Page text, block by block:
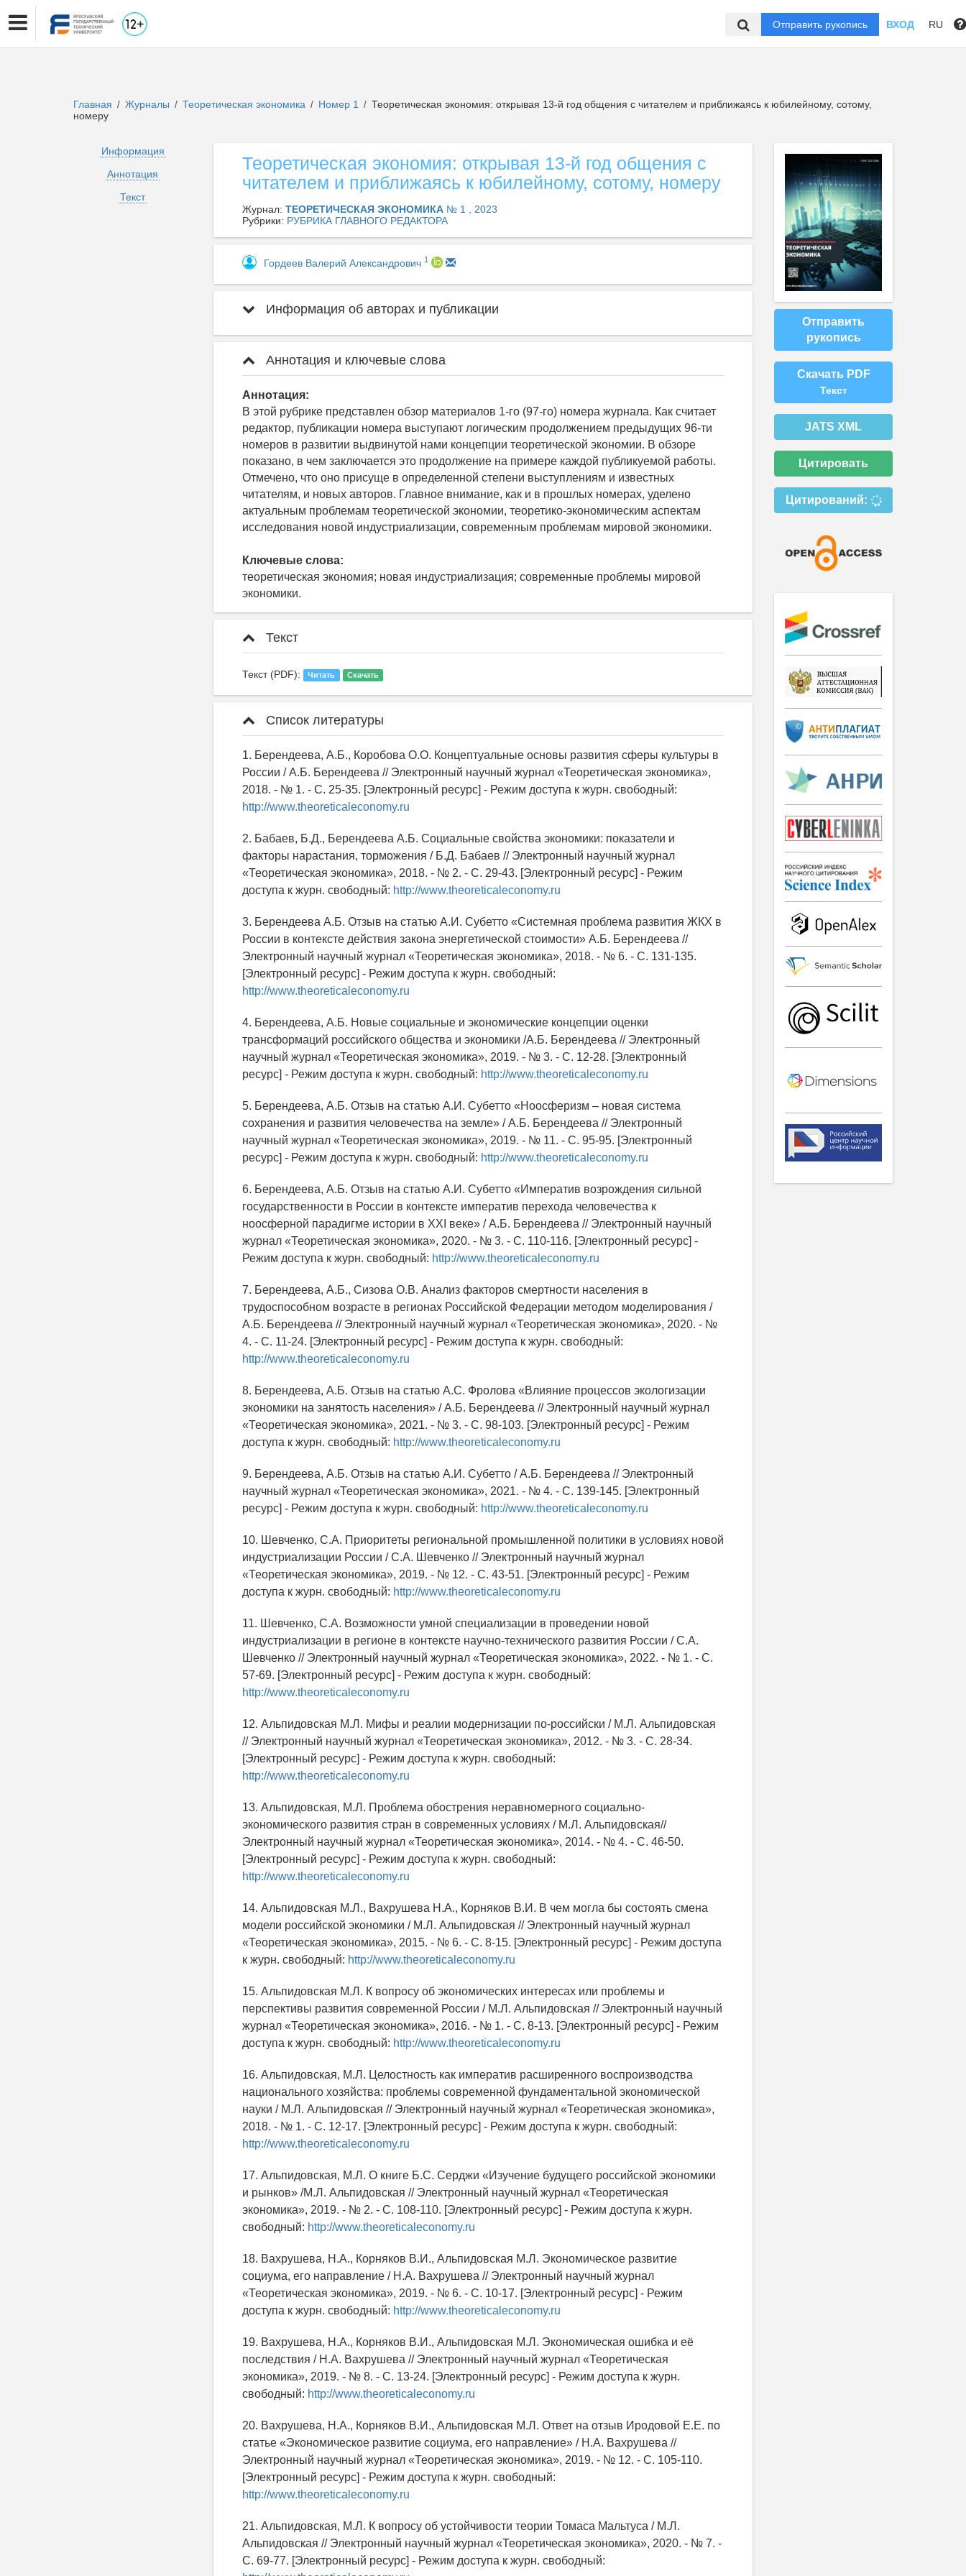
Отправить рукопись ВХОД RU
Главная / Журналы / Теоретическая экономика / Номер 1 / Теоретическая экономия: открывая 13-й год общения с читателем и приближаясь к юбилейному, сотому,
номеру
Информация
Аннотация
Текст
Теоретическая экономия: открывая 13-й год общения с
читателем и приближаясь к юбилейному, сотому, номеру
Журнал: ТЕОРЕТИЧЕСКАЯ ЭКОНОМИКА № 1 , 2023
Рубрики: РУБРИКА ГЛАВНОГО РЕДАКТОРА
Гордеев Валерий Александрович 1
Информация об авторах и публикации
Аннотация и ключевые слова
Аннотация:
В этой рубрике представлен обзор материалов 1-го (97-го) номера журнала. Как считает
редактор, публикации номера выступают логическим продолжением предыдущих 96-ти
номеров в развитии выдвинутой нами концепции теоретической экономии. В обзоре
показано, в чем заключается это продолжение на примере каждой публикуемой работы.
Отмечено, что оно присуще в определенной степени выступлениям и известных
читателям, и новых авторов. Главное внимание, как и в прошлых номерах, уделено
актуальным проблемам теоретической экономии, теоретико-экономическим аспектам
исследования новой индустриализации, современным проблемам мировой экономики.
Ключевые слова:
теоретическая экономия; новая индустриализация; современные проблемы мировой
экономики.
Текст
Текст (PDF): Читать Скачать
Список литературы
1. Берендеева, А.Б., Коробова О.О. Концептуальные основы развития сферы культуры в
России / А.Б. Берендеева // Электронный научный журнал «Теоретическая экономика»,
2018. - № 1. - С. 25-35. [Электронный ресурс] - Режим доступа к журн. свободный:
http://www.theoreticaleconomy.ru
2. Бабаев, Б.Д., Берендеева А.Б. Социальные свойства экономики: показатели и
факторы нарастания, торможения / Б.Д. Бабаев // Электронный научный журнал
«Теоретическая экономика», 2018. - № 2. - С. 29-43. [Электронный ресурс] - Режим
доступа к журн. свободный: http://www.theoreticaleconomy.ru
3. Берендеева А.Б. Отзыв на статью А.И. Субетто «Системная проблема развития ЖКХ в
России в контексте действия закона энергетической стоимости» А.Б. Берендеева //
Электронный научный журнал «Теоретическая экономика», 2018. - № 6. - С. 131-135.
[Электронный ресурс] - Режим доступа к журн. свободный:
http://www.theoreticaleconomy.ru
4. Берендеева, А.Б. Новые социальные и экономические концепции оценки
трансформаций российского общества и экономики /А.Б. Берендеева // Электронный
научный журнал «Теоретическая экономика», 2019. - № 3. - С. 12-28. [Электронный
ресурс] - Режим доступа к журн. свободный: http://www.theoreticaleconomy.ru
5. Берендеева, А.Б. Отзыв на статью А.И. Субетто «Ноосферизм – новая система
сохранения и развития человечества на земле» / А.Б. Берендеева // Электронный
научный журнал «Теоретическая экономика», 2019. - № 11. - С. 95-95. [Электронный
ресурс] - Режим доступа к журн. свободный: http://www.theoreticaleconomy.ru
6. Берендеева, А.Б. Отзыв на статью А.И. Субетто «Императив возрождения сильной
государственности в России в контексте императив перехода человечества к
ноосферной парадигме истории в ХХI веке» / А.Б. Берендеева // Электронный научный
журнал «Теоретическая экономика», 2020. - № 3. - С. 110-116. [Электронный ресурс] -
Режим доступа к журн. свободный: http://www.theoreticaleconomy.ru
7. Берендеева, А.Б., Сизова О.В. Анализ факторов смертности населения в
трудоспособном возрасте в регионах Российской Федерации методом моделирования /
А.Б. Берендеева // Электронный научный журнал «Теоретическая экономика», 2020. - №
4. - С. 11-24. [Электронный ресурс] - Режим доступа к журн. свободный:
http://www.theoreticaleconomy.ru
8. Берендеева, А.Б. Отзыв на статью А.С. Фролова «Влияние процессов экологизации
экономики на занятость населения» / А.Б. Берендеева // Электронный научный журнал
«Теоретическая экономика», 2021. - № 3. - С. 98-103. [Электронный ресурс] - Режим
доступа к журн. свободный: http://www.theoreticaleconomy.ru
9. Берендеева, А.Б. Отзыв на статью А.И. Субетто / А.Б. Берендеева // Электронный
научный журнал «Теоретическая экономика», 2021. - № 4. - С. 139-145. [Электронный
ресурс] - Режим доступа к журн. свободный: http://www.theoreticaleconomy.ru
10. Шевченко, С.А. Приоритеты региональной промышленной политики в условиях новой
индустриализации России / С.А. Шевченко // Электронный научный журнал
«Теоретическая экономика», 2019. - № 12. - С. 43-51. [Электронный ресурс] - Режим
доступа к журн. свободный: http://www.theoreticaleconomy.ru
11. Шевченко, С.А. Возможности умной специализации в проведении новой
индустриализации в регионе в контексте научно-технического развития России / С.А.
Шевченко // Электронный научный журнал «Теоретическая экономика», 2022. - № 1. - С.
57-69. [Электронный ресурс] - Режим доступа к журн. свободный:
http://www.theoreticaleconomy.ru
12. Альпидовская М.Л. Мифы и реалии модернизации по-российски / М.Л. Альпидовская
// Электронный научный журнал «Теоретическая экономика», 2012. - № 3. - С. 28-34.
[Электронный ресурс] - Режим доступа к журн. свободный:
http://www.theoreticaleconomy.ru
13. Альпидовская, М.Л. Проблема обострения неравномерного социально-
экономического развития стран в современных условиях / М.Л. Альпидовская//
Электронный научный журнал «Теоретическая экономика», 2014. - № 4. - С. 46-50.
[Электронный ресурс] - Режим доступа к журн. свободный:
http://www.theoreticaleconomy.ru
14. Альпидовская М.Л., Вахрушева Н.А., Корняков В.И. В чем могла бы состоять смена
модели российской экономики / М.Л. Альпидовская // Электронный научный журнал
«Теоретическая экономика», 2015. - № 6. - С. 8-15. [Электронный ресурс] - Режим доступа
к журн. свободный: http://www.theoreticaleconomy.ru
15. Альпидовская М.Л. К вопросу об экономических интересах или проблемы и
перспективы развития современной России / М.Л. Альпидовская // Электронный научный
журнал «Теоретическая экономика», 2016. - № 1. - С. 8-13. [Электронный ресурс] - Режим
доступа к журн. свободный: http://www.theoreticaleconomy.ru
16. Альпидовская, М.Л. Целостность как императив расширенного воспроизводства
национального хозяйства: проблемы современной фундаментальной экономической
науки / М.Л. Альпидовская // Электронный научный журнал «Теоретическая экономика»,
2018. - № 1. - С. 12-17. [Электронный ресурс] - Режим доступа к журн. свободный:
http://www.theoreticaleconomy.ru
17. Альпидовская, М.Л. О книге Б.С. Серджи «Изучение будущего российской экономики
и рынков» /М.Л. Альпидовская // Электронный научный журнал «Теоретическая
экономика», 2019. - № 2. - С. 108-110. [Электронный ресурс] - Режим доступа к журн.
свободный: http://www.theoreticaleconomy.ru
18. Вахрушева, Н.А., Корняков В.И., Альпидовская М.Л. Экономическое развитие
социума, его направление / Н.А. Вахрушева // Электронный научный журнал
«Теоретическая экономика», 2019. - № 6. - С. 10-17. [Электронный ресурс] - Режим
доступа к журн. свободный: http://www.theoreticaleconomy.ru
19. Вахрушева, Н.А., Корняков В.И., Альпидовская М.Л. Экономическая ошибка и её
последствия / Н.А. Вахрушева // Электронный научный журнал «Теоретическая
экономика», 2019. - № 8. - С. 13-24. [Электронный ресурс] - Режим доступа к журн.
свободный: http://www.theoreticaleconomy.ru
20. Вахрушева, Н.А., Корняков В.И., Альпидовская М.Л. Ответ на отзыв Иродовой Е.Е. по
статье «Экономическое развитие социума, его направление» / Н.А. Вахрушева //
Электронный научный журнал «Теоретическая экономика», 2019. - № 12. - С. 105-110.
[Электронный ресурс] - Режим доступа к журн. свободный:
http://www.theoreticaleconomy.ru
21. Альпидовская, М.Л. К вопросу об устойчивости теории Томаса Мальтуса / М.Л.
Альпидовская // Электронный научный журнал «Теоретическая экономика», 2020. - № 7. -
С. 69-77. [Электронный ресурс] - Режим доступа к журн. свободный:
Отправить
рукопись
Скачать PDF
Текст
JATS XML
Цитировать
Цитирований: